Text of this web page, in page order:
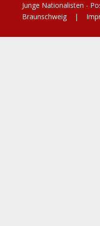
Junge Nationalisten -
Braunschweig |